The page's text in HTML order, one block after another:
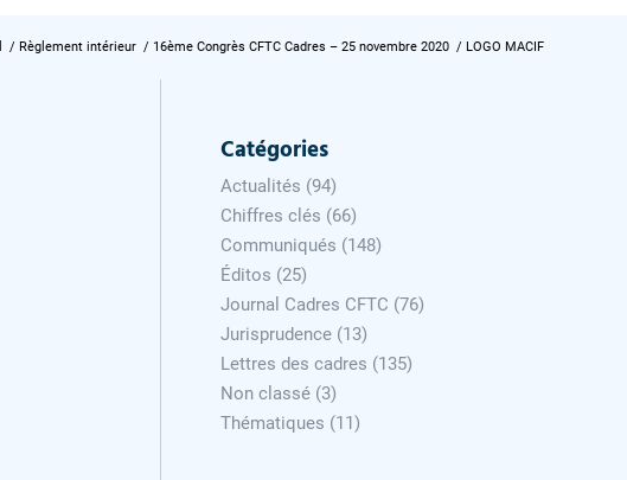
/ Règlement intérieur / 16ème Congrès CFTC Cadres – 25 novembre 2020 / LOGO MACIF
Catégories
Actualités (94)
Chiffres clés (66)
Communiqués (148)
Éditos (25)
Journal Cadres CFTC (76)
Jurisprudence (13)
Lettres des cadres (135)
Non classé (3)
Thématiques (11)